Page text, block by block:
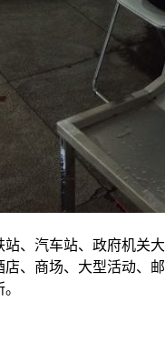
、汽车站、政府机关大
、商场、大型活动、邮